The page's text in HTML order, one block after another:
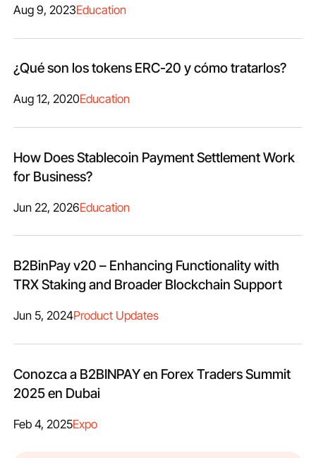
Aug 9, 2023Education
¿Qué son los tokens ERC-20 y cómo tratarlos?
Aug 12, 2020Education
How Does Stablecoin Payment Settlement Work
for Business?
Jun 22, 2026Education
B2BinPay v20 – Enhancing Functionality with
TRX Staking and Broader Blockchain Support
Jun 5, 2024Product Updates
Conozca a B2BINPAY en Forex Traders Summit
2025 en Dubai
Feb 4, 2025Expo